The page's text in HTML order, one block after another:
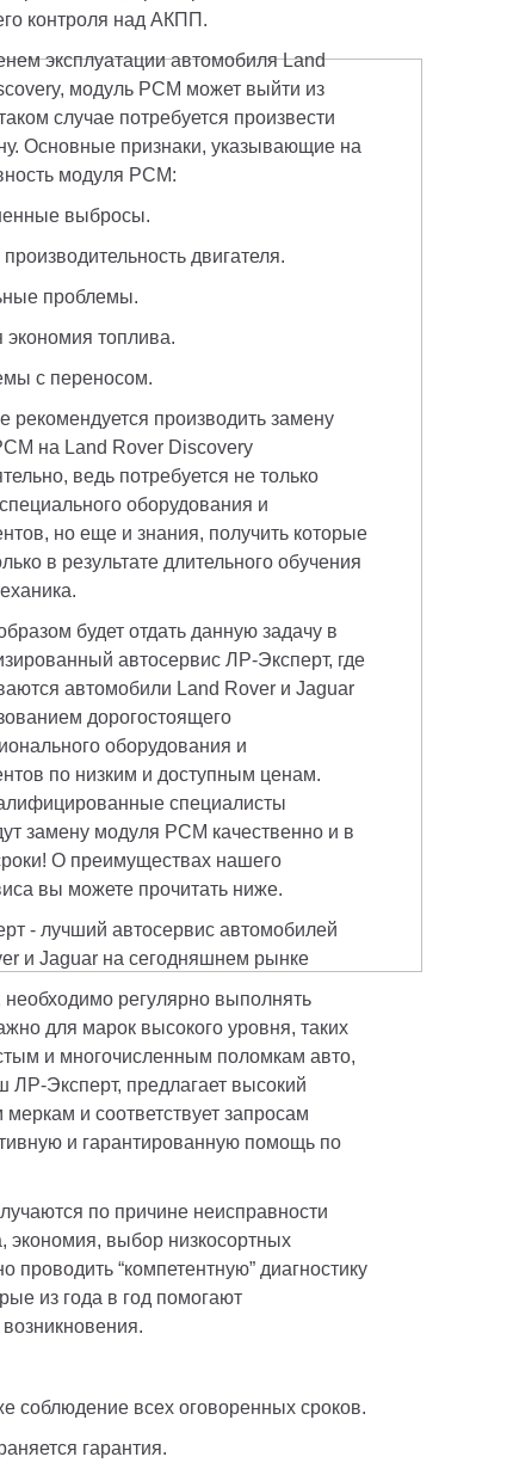
контроля над АКПП.
эксплуатации автомобиля Land
модуль PCM может выйти из
случае потребуется произвести
Основные признаки, указывающие на
модуля PCM:
выбросы.
двигателя.
проблемы.
экономия топлива.
с переносом.
рекомендуется производить замену
на Land Rover Discovery
ведь потребуется не только
оборудования и
но еще и знания, получить которые
в результате длительного обучения
будет отдать данную задачу в
автосервис ЛР-Эксперт, где
автомобили Land Rover и Jaguar
дорогостоящего
оборудования и
по низким и доступным ценам.
специалисты
замену модуля PCM качественно и в
О преимуществах нашего
вы можете прочитать ниже.
- лучший автосервис автомобилей
и Jaguar на сегодняшнем рынке
регулярно выполнять
для марок высокого уровня, таких
и многочисленным поломкам авто,
Эксперт, предлагает высокий
и соответствует запросам
и гарантированную помощь по
по причине неисправности
экономия, выбор низкосортных
“компетентную” диагностику
из года в год помогают
гарантия.